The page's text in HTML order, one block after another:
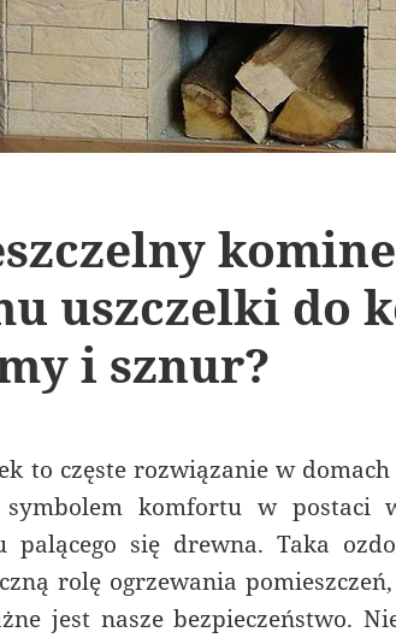
uszczelki do
i sznur?
to częste rozwiązanie w
symbolem komfortu w postaci
palącego się drewna. Taka
rolę ogrzewania
jest nasze bezpieczeństwo.